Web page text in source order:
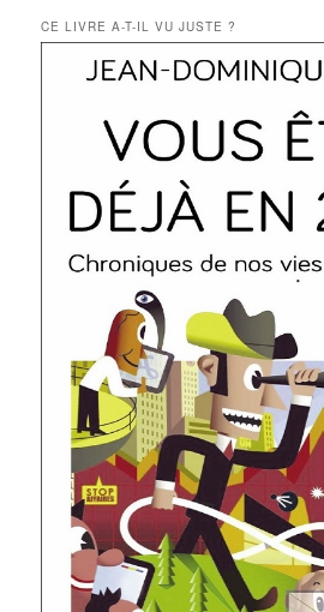
CE LIVRE A-T-IL VU JUSTE ?